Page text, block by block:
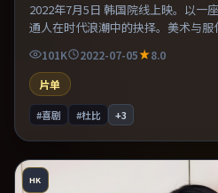
2022年7月5日 韩国院线上映。以一
通人在时代浪潮中的抉择。美术与
机提供可信支撑。推荐给偏爱群像戏
101K 2022-07-05
8.0
片单
#喜剧 #杜比 +3
HK